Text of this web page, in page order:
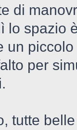
di
lo spazio
un
per
tutte